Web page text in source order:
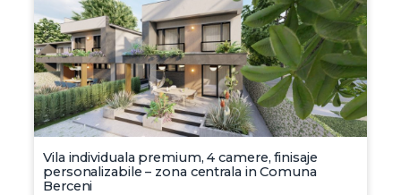
Vila individuala premium, 4 camere, finisaje
personalizabile – zona centrala in Comuna
Berceni